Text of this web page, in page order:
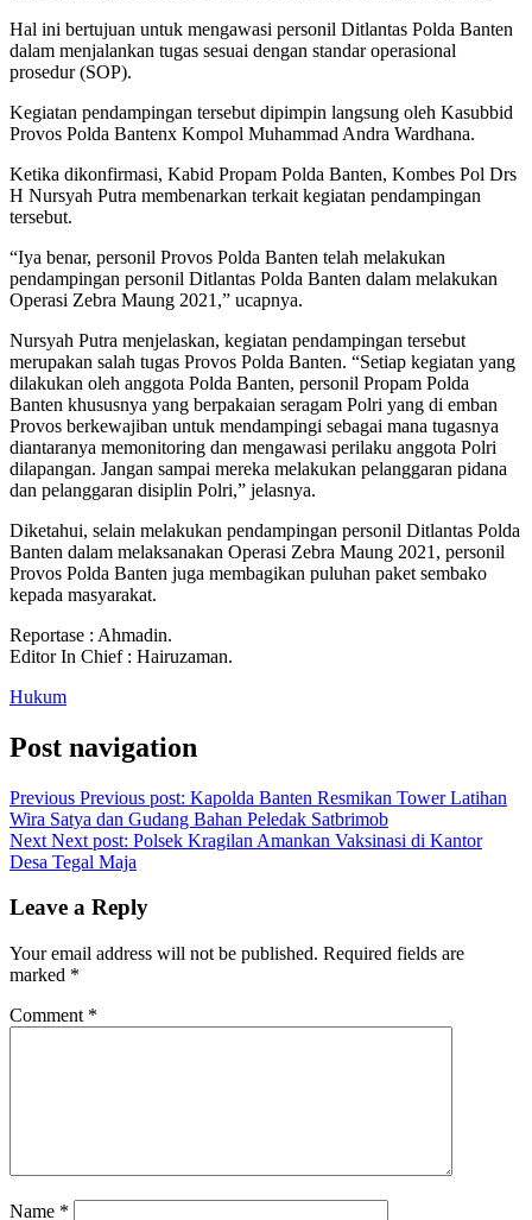
Hal ini bertujuan untuk mengawasi personil Ditlantas Polda Banten
dalam menjalankan tugas sesuai dengan standar operasional
prosedur (SOP).
Kegiatan pendampingan tersebut dipimpin langsung oleh Kasubbid
Provos Polda Bantenx Kompol Muhammad Andra Wardhana.
Ketika dikonfirmasi, Kabid Propam Polda Banten, Kombes Pol Drs
H Nursyah Putra membenarkan terkait kegiatan pendampingan
tersebut.
“Iya benar, personil Provos Polda Banten telah melakukan
pendampingan personil Ditlantas Polda Banten dalam melakukan
Operasi Zebra Maung 2021,” ucapnya.
Nursyah Putra menjelaskan, kegiatan pendampingan tersebut
merupakan salah tugas Provos Polda Banten. “Setiap kegiatan yang
dilakukan oleh anggota Polda Banten, personil Propam Polda
Banten khususnya yang berpakaian seragam Polri yang di emban
Provos berkewajiban untuk mendampingi sebagai mana tugasnya
diantaranya memonitoring dan mengawasi perilaku anggota Polri
dilapangan. Jangan sampai mereka melakukan pelanggaran pidana
dan pelanggaran disiplin Polri,” jelasnya.
Diketahui, selain melakukan pendampingan personil Ditlantas Polda
Banten dalam melaksanakan Operasi Zebra Maung 2021, personil
Provos Polda Banten juga membagikan puluhan paket sembako
kepada masyarakat.
Reportase : Ahmadin.
Editor In Chief : Hairuzaman.
Hukum
Post navigation
Previous Previous post: Kapolda Banten Resmikan Tower Latihan
Wira Satya dan Gudang Bahan Peledak Satbrimob
Next Next post: Polsek Kragilan Amankan Vaksinasi di Kantor
Desa Tegal Maja
Leave a Reply
Your email address will not be published. Required fields are
marked *
Comment *
Name *